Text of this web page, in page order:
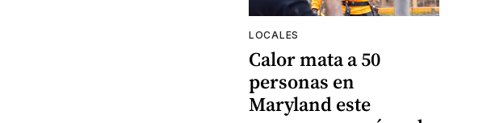
LOCALES
Calor mata a 50
personas en
Maryland este